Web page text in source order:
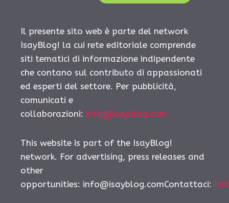
Il presente sito web è parte del network
IsayBlog! la cui rete editoriale comprende
siti tematici di informazione indipendente
che contano sul contributo di appassionati
ed esperti del settore. Per pubblicità,
comunicati e
collaborazioni: info@isayblog.com
This website is part of the IsayBlog!
network. For advertising, press releases and
other
opportunities: info@isayblog.comContattaci: